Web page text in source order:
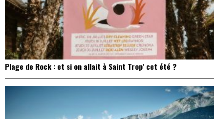
Plage de Rock : et si on allait à Saint Trop’ cet été ?